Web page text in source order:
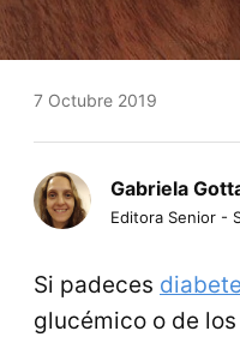
7 Octubre 2019
Gabriela
Editora Senior -
Si padeces
glucémico o de